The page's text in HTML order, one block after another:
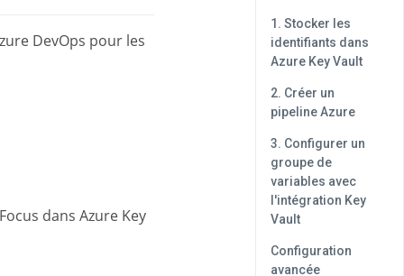
DevOps pour les
dans Azure Key
1. Stocker les
identifiants dans
Azure Key Vault
2. Créer un
pipeline Azure
3. Configurer un
groupe de
variables avec
l'intégration Key
Vault
Configuration
avancée